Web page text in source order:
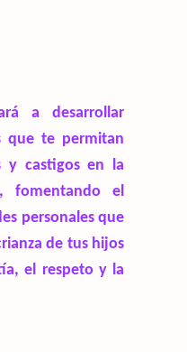
a desarrollar
que te permitan
y castigos en la
fomentando el
personales que
de tus hijos
el respeto y la